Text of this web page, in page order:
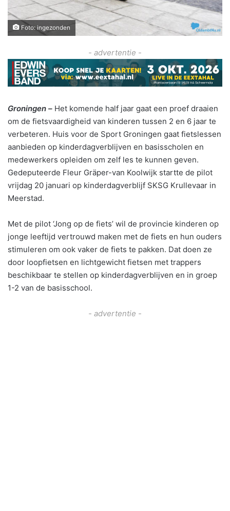
Foto: ingezonden
- advertentie -
Groningen – Het komende half jaar gaat een proef draaien
om de fietsvaardigheid van kinderen tussen 2 en 6 jaar te
verbeteren. Huis voor de Sport Groningen gaat fietslessen
aanbieden op kinderdagverblijven en basisscholen en
medewerkers opleiden om zelf les te kunnen geven.
Gedeputeerde Fleur Gräper-van Koolwijk startte de pilot
vrijdag 20 januari op kinderdagverblijf SKSG Krullevaar in
Meerstad.
Met de pilot ‘Jong op de fiets’ wil de provincie kinderen op
jonge leeftijd vertrouwd maken met de fiets en hun ouders
stimuleren om ook vaker de fiets te pakken. Dat doen ze
door loopfietsen en lichtgewicht fietsen met trappers
beschikbaar te stellen op kinderdagverblijven en in groep
1-2 van de basisschool.
- advertentie -